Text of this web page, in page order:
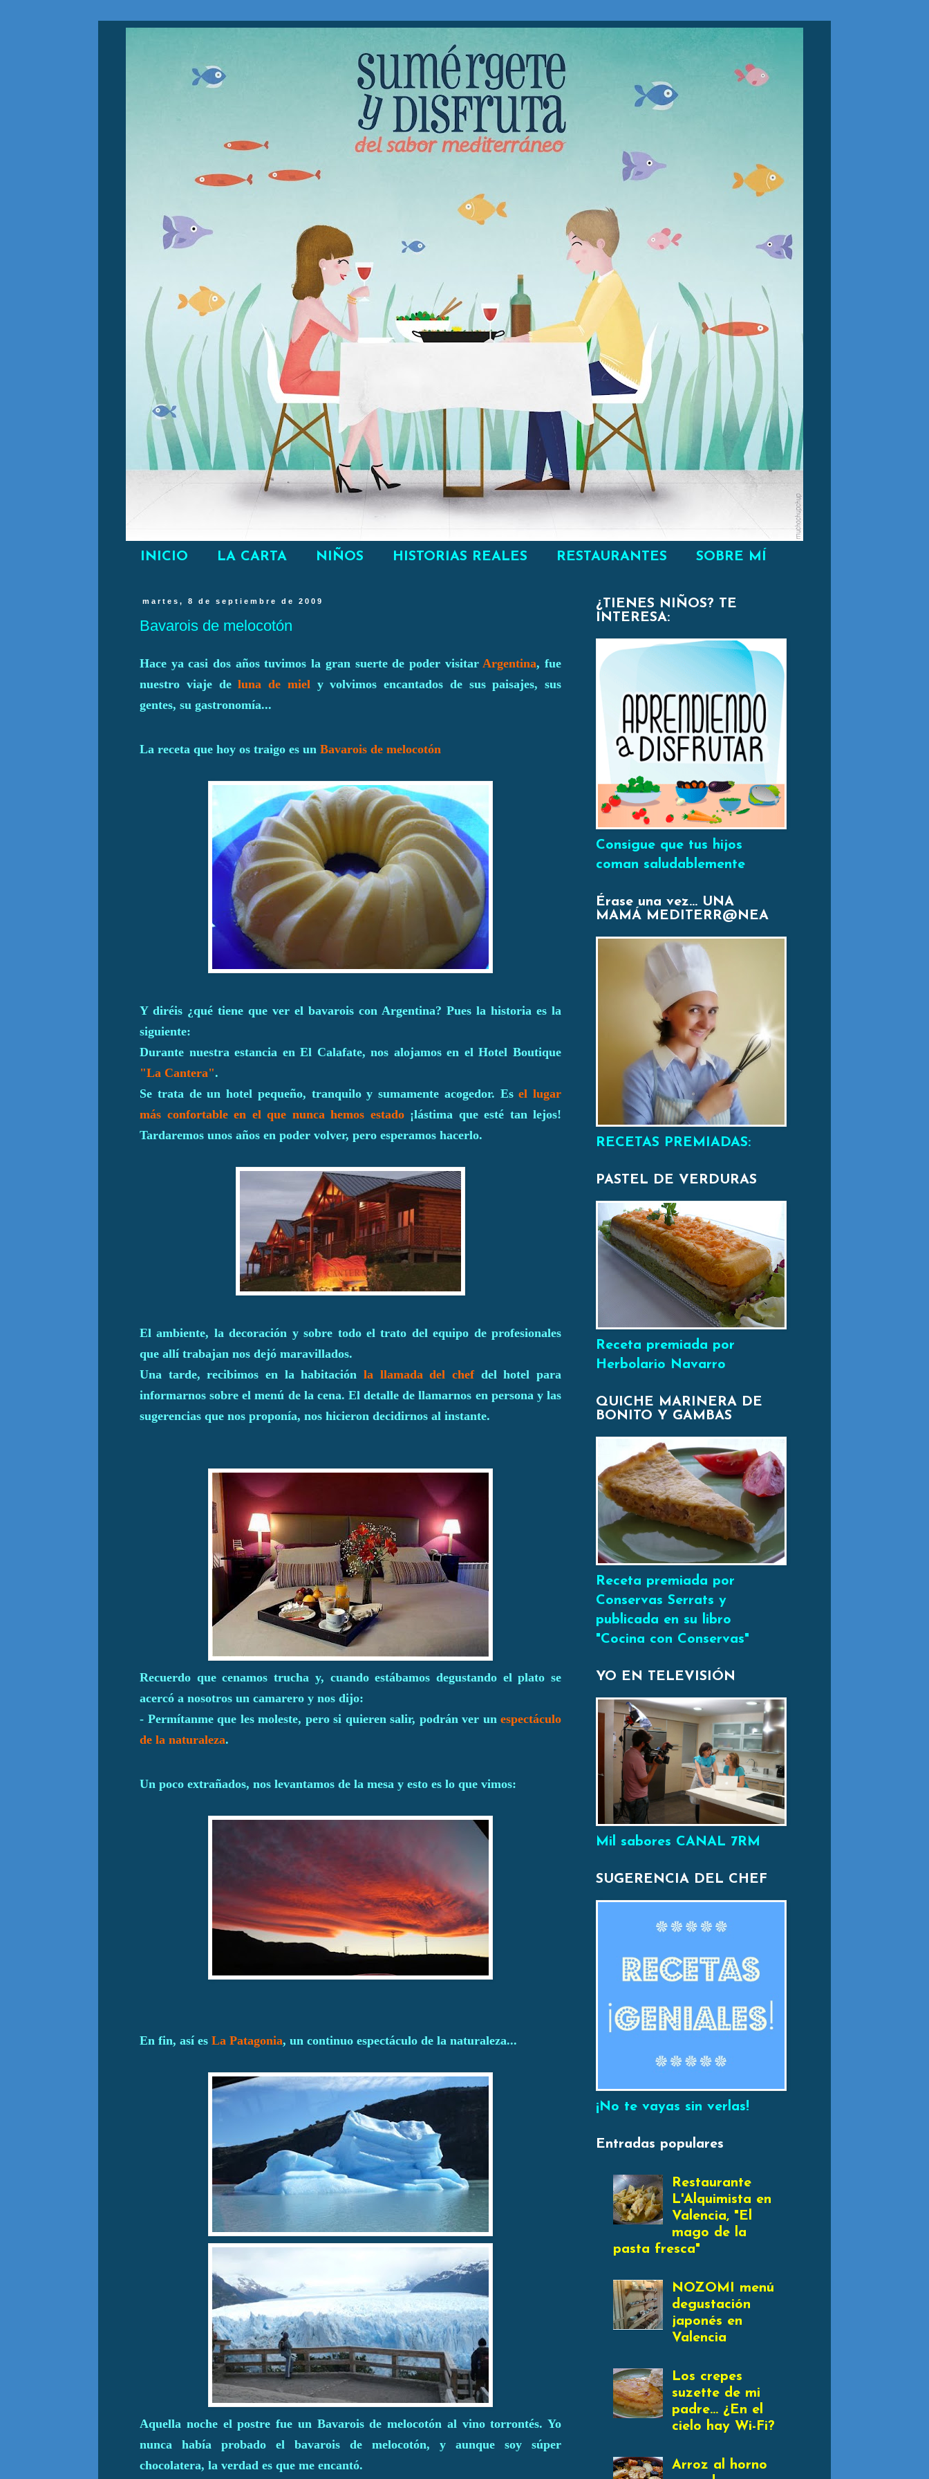
INICIO LA CARTA NIÑOS HISTORIAS REALES RESTAURANTES SOBRE MÍ
martes, 8 de septiembre de 2009
Bavarois de melocotón
Hace ya casi dos años tuvimos la gran suerte de poder visitar Argentina, fue
nuestro viaje deluna de miel y volvimos encantados de sus paisajes, sus
gentes, su gastronomía...
La receta que hoy os traigo es un Bavarois de melocotón
Y diréis ¿qué tiene que ver el bavarois con Argentina? Pues la historia es la
siguiente:
Durante nuestra estancia en El Calafate, nos alojamos en el Hotel Boutique
"La Cantera".
Se trata de un hotel pequeño, tranquilo y sumamente acogedor. Esel lugar
más confortable en el que nunca hemos estado¡lástima que esté tan lejos!
Tardaremos unos años en poder volver, pero esperamos hacerlo.
El ambiente, la decoración y sobre todo el trato del equipo de profesionales
que allí trabajan nos dejó maravillados.
Una tarde, recibimos en la habitación la llamada del chef del hotel para
informarnos sobre el menú de la cena. El detalle de llamarnos en persona y las
sugerencias que nos proponía, nos hicieron decidirnos al instante.
Recuerdo que cenamos trucha y, cuando estábamos degustando el plato se
acercó a nosotros un camarero y nos dijo:
- Permítanme que les moleste, pero si quieren salir, podrán ver un espectáculo
de la naturaleza.
Un poco extrañados, nos levantamos de la mesa y esto es lo que vimos:
En fin, así es La Patagonia, un continuo espectáculo de la naturaleza...
Aquella noche el postre fue un Bavarois de melocotón al vino torrontés. Yo
nunca había probado el bavarois de melocotón, y aunque soy súper
chocolatera, la verdad es que me encantó.
¿TIENES NIÑOS? TE
INTERESA:
Consigue que tus hijos
coman saludablemente
Érase una vez... UNA
MAMÁ MEDITERR@NEA
RECETAS PREMIADAS:
PASTEL DE VERDURAS
Receta premiada por
Herbolario Navarro
QUICHE MARINERA DE
BONITO Y GAMBAS
Receta premiada por
Conservas Serrats y
publicada en su libro
"Cocina con Conservas"
YO EN TELEVISIÓN
Mil sabores CANAL 7RM
SUGERENCIA DEL CHEF
¡No te vayas sin verlas!
Entradas populares
Restaurante
L'Alquimista en
Valencia, "El
mago de la
pasta fresca"
NOZOMI menú
degustación
japonés en
Valencia
Los crepes
suzette de mi
padre... ¿En el
cielo hay Wi-Fi?
Arroz al horno